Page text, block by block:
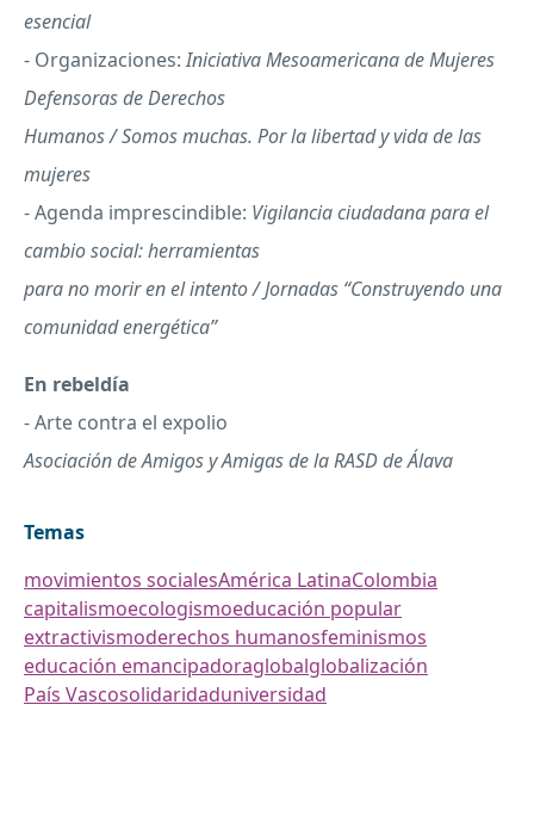
esencial
- Organizaciones:Iniciativa Mesoamericana de Mujeres
Defensoras de Derechos
Humanos / Somos muchas. Por la libertad y vida de las
mujeres
- Agenda imprescindible: Vigilancia ciudadana para el
cambio social: herramientas
para no morir en el intento / Jornadas “Construyendo una
comunidad energética”
En rebeldía
- Arte contra el expolio
Asociación de Amigos y Amigas de laRASDde Álava
Temas
movimientos socialesAmérica LatinaColombia
capitalismoecologismoeducación popular
extractivismoderechos humanosfeminismos
educación emancipadoraglobalglobalización
País Vascosolidaridaduniversidad